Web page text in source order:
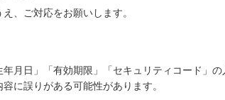
、ご対応をお願いします。
月日」「有効期限」「セキュリティコード」の
に誤りがある可能性があります。